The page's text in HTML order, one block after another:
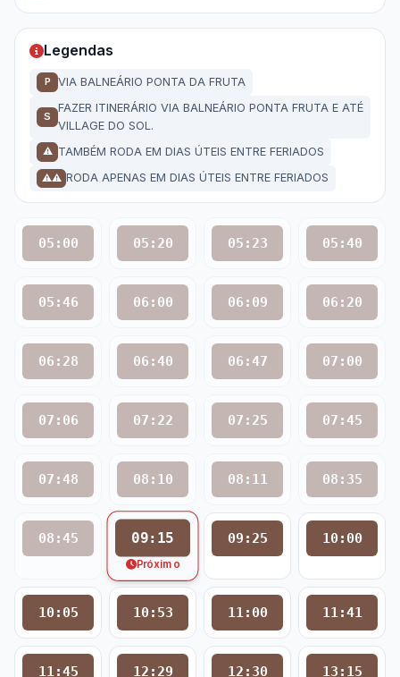
Legendas
P VIA BALNEÁRIO PONTA DA FRUTA
S
FAZER ITINERÁRIO VIA BALNEÁRIO PONTA FRUTA E ATÉ
VILLAGE DO SOL.
⚠ TAMBÉM RODA EM DIAS ÚTEIS ENTRE FERIADOS
⚠⚠ RODA APENAS EM DIAS ÚTEIS ENTRE FERIADOS
05:00 05:20 05:23 05:40
05:46 06:00 06:09 06:20
06:28 06:40 06:47 07:00
07:06 07:22 07:25 07:45
07:48 08:10 08:11 08:35
08:45 09:15
Próximo
09:25 10:00
10:05 10:53 11:00 11:41
11:45 12:29 12:30 13:15